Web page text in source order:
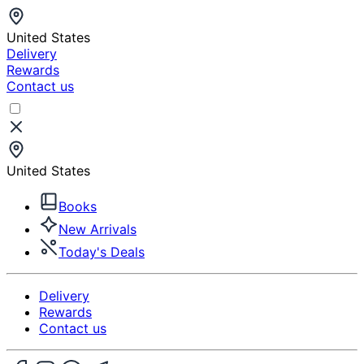
United States
Delivery
Rewards
Contact us
United States
Books
New Arrivals
Today's Deals
Delivery
Rewards
Contact us